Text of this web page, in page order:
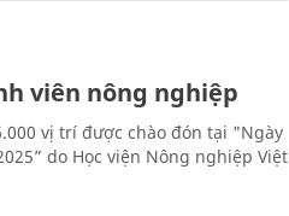
viên nông nghiệp
vị trí được chào đón tại "Ngày
do Học viện Nông nghiệp Việt